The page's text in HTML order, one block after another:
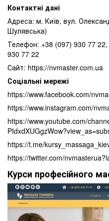
Контактні дані
Адреса: м. Київ, вул.
Шулявська)
Телефон: +38 (097) 930 77
930 77 22
Сайт: https://nvmaster.com.ua
Соціальні мережі
https://www.facebook.com/
https://www.instagram.com/
https://www.youtube.com/
https://t.me/
https://twitter.com/
Курси професійного